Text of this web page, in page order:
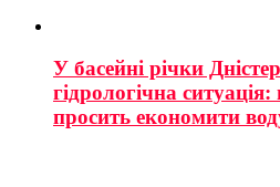
У басейні річки
гідрологічна
просить економити